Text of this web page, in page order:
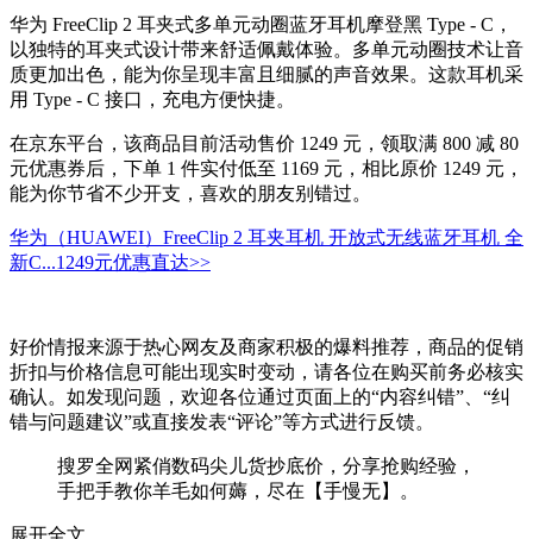
华为 FreeClip 2 耳夹式多单元动圈蓝牙耳机摩登黑 Type - C，
以独特的耳夹式设计带来舒适佩戴体验。多单元动圈技术让音
质更加出色，能为你呈现丰富且细腻的声音效果。这款耳机采
用 Type - C 接口，充电方便快捷。
在京东平台，该商品目前活动售价 1249 元，领取满 800 减 80
元优惠券后，下单 1 件实付低至 1169 元，相比原价 1249 元，
能为你节省不少开支，喜欢的朋友别错过。
华为（HUAWEI）FreeClip 2 耳夹耳机 开放式无线蓝牙耳机 全
新C...1249元优惠直达>>
好价情报来源于热心网友及商家积极的爆料推荐，商品的促销
折扣与价格信息可能出现实时变动，请各位在购买前务必核实
确认。如发现问题，欢迎各位通过页面上的“内容纠错”、“纠
错与问题建议”或直接发表“评论”等方式进行反馈。
搜罗全网紧俏数码尖儿货抄底价，分享抢购经验，
手把手教你羊毛如何薅，尽在【手慢无】。